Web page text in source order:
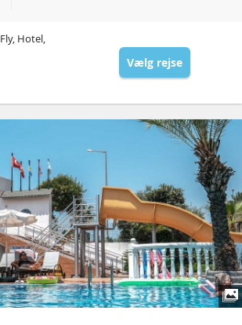
Fly, Hotel,
Vælg rejse